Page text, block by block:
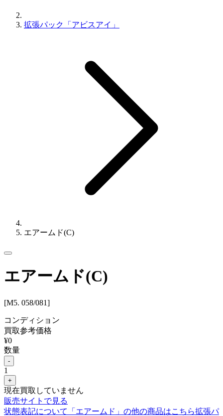
拡張パック「アビスアイ」
エアームド(C)
エアームド(C)
[M5. 058/081]
コンディション
買取参考価格
¥0
数量
-
1
+
現在買取していません
販売サイトで見る
状態表記について
「 エアームド 」の他の商品はこちら拡張パ